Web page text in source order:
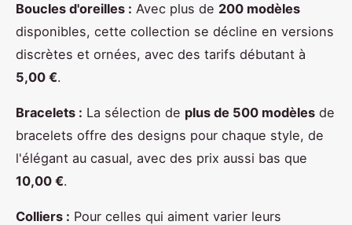
Boucles d'oreilles : Avec plus de 200 modèles
disponibles, cette collection se décline en versions
discrètes et ornées, avec des tarifs débutant à
5,00 €.
Bracelets : La sélection de plus de 500 modèles de
bracelets offre des designs pour chaque style, de
l'élégant au casual, avec des prix aussi bas que
10,00 €.
Colliers : Pour celles qui aiment varier leurs